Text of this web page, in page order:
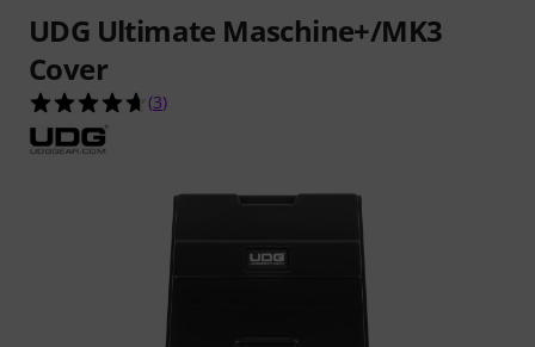
UDG Ultimate Maschine+/MK3
Cover
4.7 von 5 Sternen aus 3 Kundenbewertungen
(3)